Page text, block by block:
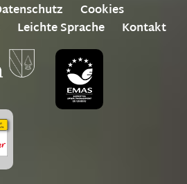
Cookies
Leichte Sprache Kontakt